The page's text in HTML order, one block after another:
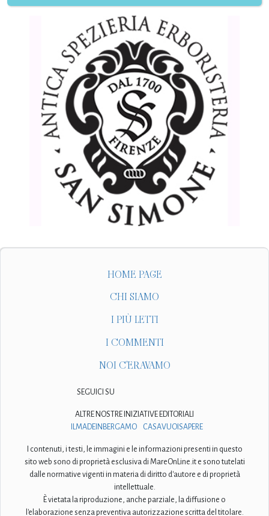
HOME PAGE
CHI SIAMO
I PIÙ LETTI
I COMMENTI
NOI C'ERAVAMO
SEGUICI SU
ALTRE NOSTRE INIZIATIVE EDITORIALI
ILMADEINBERGAMO
CASAVUOISAPERE
I contenuti, i testi, le immagini e le informazioni presenti in questo
sito web sono di proprietà esclusiva di MareOnLine.it e sono tutelati
dalle normative vigenti in materia di diritto d'autore e di proprietà
intellettuale.
È vietata la riproduzione, anche parziale, la diffusione o
l'elaborazione senza preventiva autorizzazione scritta del titolare.